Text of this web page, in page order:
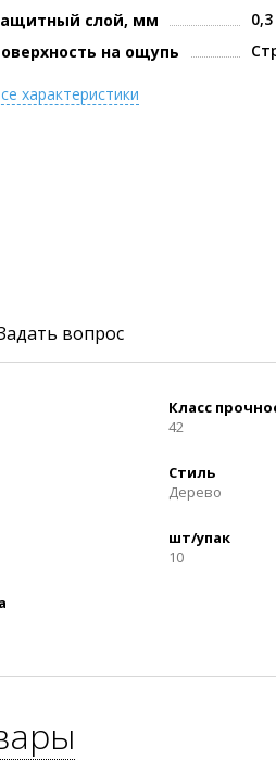
слой, мм
0,3
на ощупь
характеристики
вопрос
Класс
42
Стиль
Дерево
шт/упак
10